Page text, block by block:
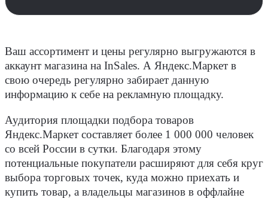
Ваш ассортимент и цены регулярно выгружаются в
аккаунт магазина на InSales. А Яндекс.Маркет в
свою очередь регулярно забирает данную
информацию к себе на рекламную площадку.
Аудитория площадки подбора товаров
Яндекс.Маркет составляет более 1 000 000 человек
со всей России в сутки. Благодаря этому
потенциальные покупатели расширяют для себя круг
выбора торговых точек, куда можно приехать и
купить товар, а владельцы магазинов в оффлайне